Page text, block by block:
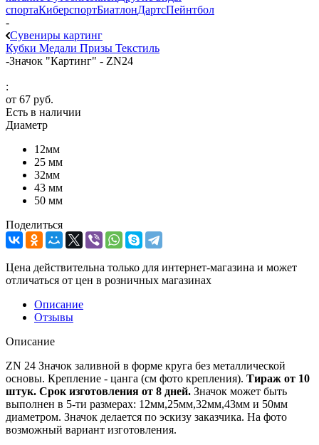
спортаКиберспортБиатлонДартсПейнтбол
-
Сувениры картинг
Кубки Медали Призы Текстиль
-Значок "Картинг" - ZN24
:
от 67 руб.
Есть в наличии
Диаметр
12мм
25 мм
32мм
43 мм
50 мм
Поделиться
Цена действительна только для интернет-магазина и может
отличаться от цен в розничных магазинах
Описание
Отзывы
Описание
ZN 24 Значок заливной в форме круга без металлической
основы. Крепление - цанга (см фото крепления). Тираж от 10
штук. Срок изготовления от 8 дней. Значок может быть
выполнен в 5-ти размерах: 12мм,25мм,32мм,43мм и 50мм
диаметром. Значок делается по эскизу заказчика. На фото
возможный вариант изготовления.